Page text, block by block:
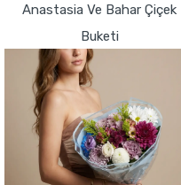
Anastasia Ve Bahar Çiçek
Buketi